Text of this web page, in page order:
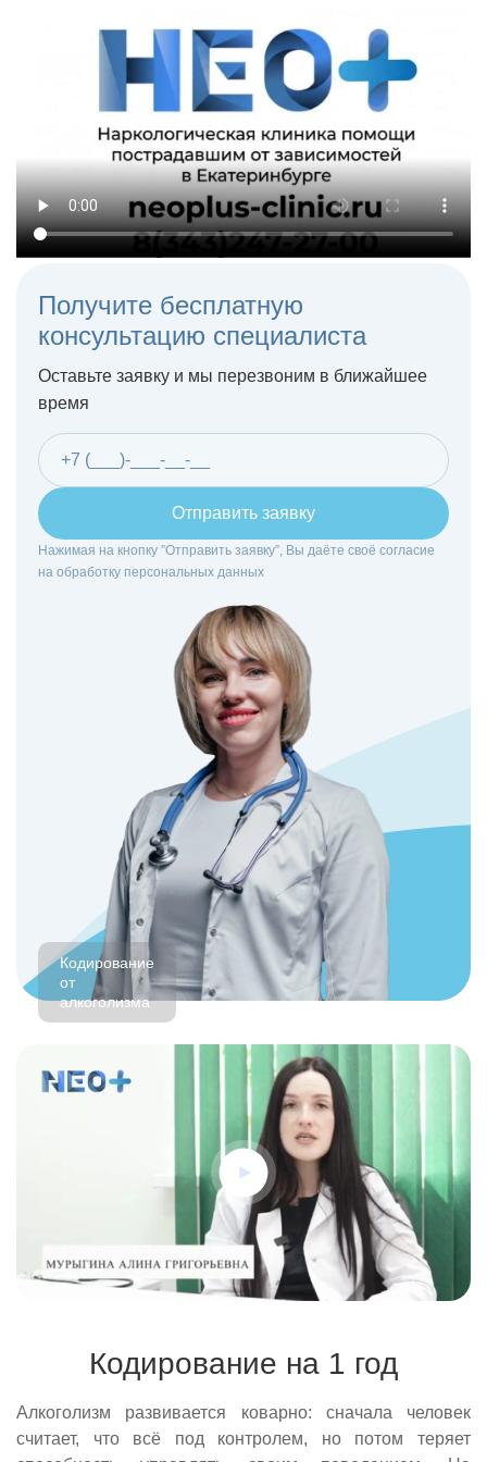
Получите бесплатную
консультацию специалиста
Оставьте заявку и мы перезвоним в ближайшее
время
Отправить заявку
Нажимая на кнопку ”Отправить заявку”, Вы даёте своё согласие
на обработку персональных данных
Кодирование
от
алкоголизма
Кодирование на 1 год
Алкоголизм развивается коварно: сначала человек
считает, что всё под контролем, но потом теряет